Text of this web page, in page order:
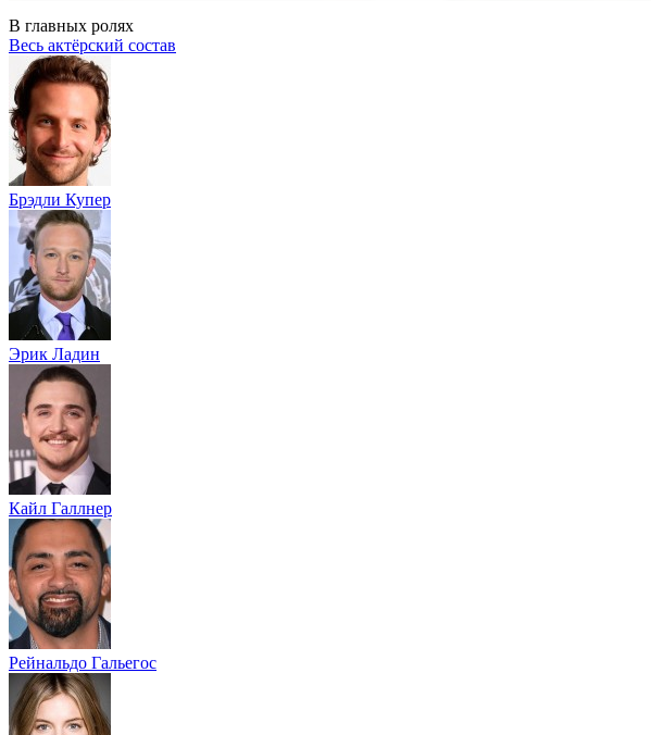
В главных ролях
Весь актёрский состав
Брэдли Купер
Эрик Ладин
Кайл Галлнер
Рейнальдо Гальегос